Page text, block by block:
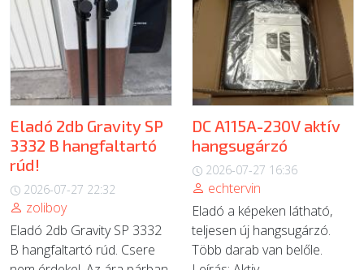
Eladó 2db Gravity SP
3332 B hangfaltartó
rúd!
2026-07-27 22:32
zoliboy
Eladó 2db Gravity SP 3332
B hangfaltartó rúd. Csere
DC A115A-230V aktív
hangsugárzó
2026-07-27 16:36
echtervin
Eladó a képeken látható,
teljesen új hangsugárzó.
Több darab van belőle.